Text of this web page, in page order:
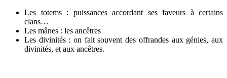
Les totems : puissances accordant ses faveurs à certains
clans…
Les mânes : les ancêtres
Les divinités : on fait souvent des offrandes aux génies, aux
divinités, et aux ancêtres.